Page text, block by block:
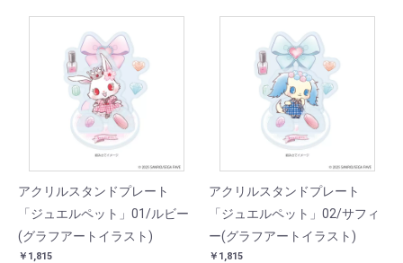
アクリルスタンドプレート
「ジュエルペット」01/ルビー
(グラフアートイラスト)
￥1,815
アクリルスタンドプレート
「ジュエルペット」02/サフィ
ー(グラフアートイラスト)
￥1,815